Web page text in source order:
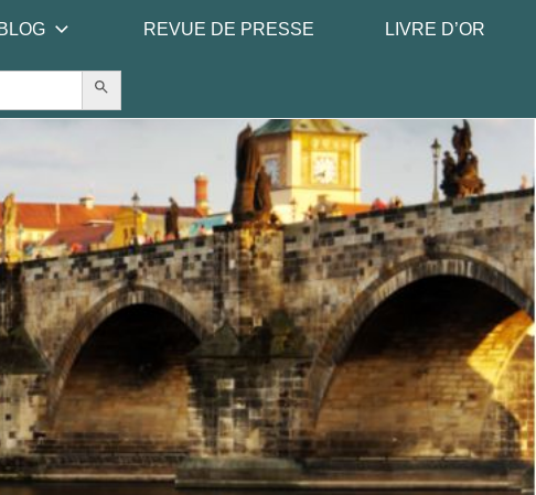
BLOG REVUE DE PRESSE LIVRE D’OR
Search Button